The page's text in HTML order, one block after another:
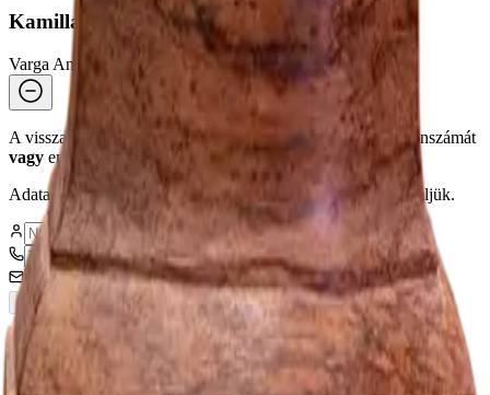
Kamilla
Varga Antik Asszisztens
A visszaélések elkerülése érdekében kérjük, adja meg telefonszámát
vagy email címét a beszélgetéshez.
Adatait azAdatkezelési tájékoztatóban foglaltak szerint kezeljük.
Beszélgetés indítása